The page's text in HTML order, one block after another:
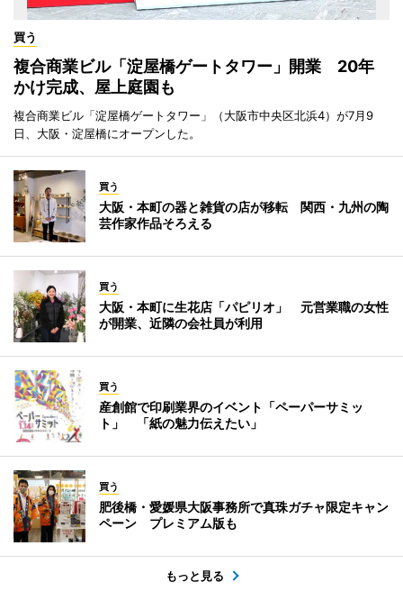
買う
複合商業ビル「淀屋橋ゲートタワー」開業 20年
かけ完成、屋上庭園も
複合商業ビル「淀屋橋ゲートタワー」（大阪市中央区北浜4）が7月9
日、大阪・淀屋橋にオープンした。
買う
大阪・本町の器と雑貨の店が移転 関西・九州の陶
芸作家作品そろえる
買う
大阪・本町に生花店「パピリオ」 元営業職の女性
が開業、近隣の会社員が利用
買う
産創館で印刷業界のイベント「ペーパーサミッ
ト」 「紙の魅力伝えたい」
買う
肥後橋・愛媛県大阪事務所で真珠ガチャ限定キャン
ペーン プレミアム版も
もっと見る